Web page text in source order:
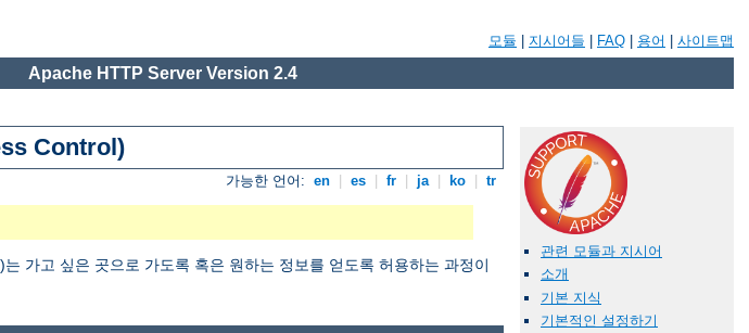
모듈 지시어들 FAQ 용어 사이트맵
Apache HTTP Server Version 2.4
Control)
가능한 언어: en es fr ja ko tr
가고 싶은 곳으로 가도록 혹은 원하는 정보를 얻도록 허용하는 과정이
관련 모듈과 지시어
소개
기본 지식
기본적인 설정하기